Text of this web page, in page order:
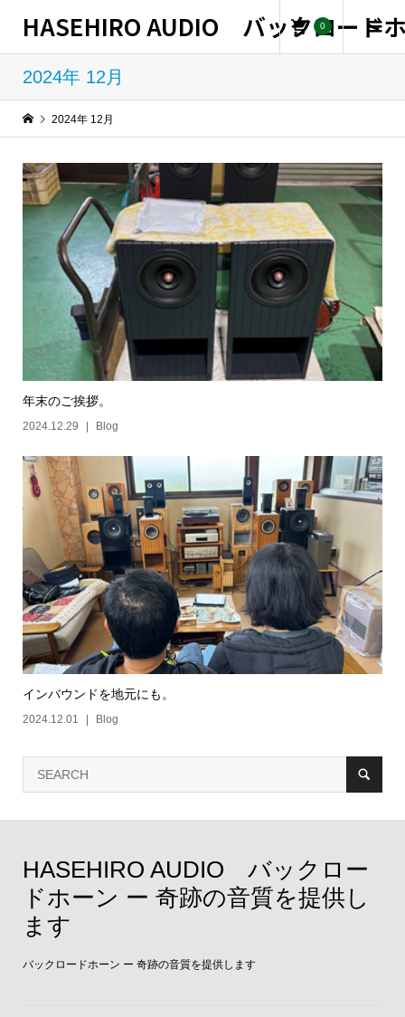
HASEHIRO AUDIO バックロード
0
2024年 12月
2024年 12月
年末のご挨拶。
2024.12.29 Blog
インバウンドを地元にも。
2024.12.01 Blog
HASEHIRO AUDIO バックロー
ドホーン ー 奇跡の音質を提供し
ます
バックロードホーン ー 奇跡の音質を提供します